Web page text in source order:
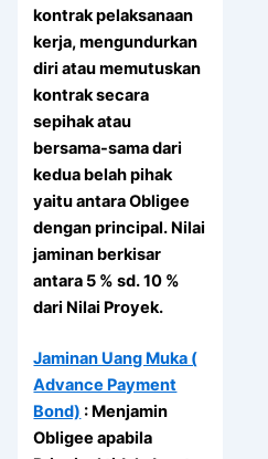
kontrak pelaksanaan
kerja, mengundurkan
diri atau memutuskan
kontrak secara
sepihak atau
bersama-sama dari
kedua belah pihak
yaitu antara Obligee
dengan principal. Nilai
jaminan berkisar
antara 5 % sd. 10 %
dari Nilai Proyek.
Jaminan Uang Muka (
Advance Payment
Bond) : Menjamin
Obligee apabila